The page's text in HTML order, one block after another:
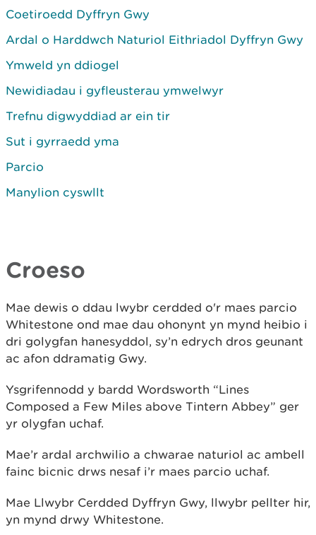
Coetiroedd Dyffryn Gwy
Ardal o Harddwch Naturiol Eithriadol Dyffryn Gwy
Ymweld yn ddiogel
Newidiadau i gyfleusterau ymwelwyr
Trefnu digwyddiad ar ein tir
Sut i gyrraedd yma
Parcio
Manylion cyswllt
Croeso
Mae dewis o ddau lwybr cerdded o'r maes parcio
Whitestone ond mae dau ohonynt yn mynd heibio i
dri golygfan hanesyddol, sy’n edrych dros geunant
ac afon ddramatig Gwy.
Ysgrifennodd y bardd Wordsworth “Lines
Composed a Few Miles above Tintern Abbey” ger
yr olygfan uchaf.
Mae’r ardal archwilio a chwarae naturiol ac ambell
fainc bicnic drws nesaf i’r maes parcio uchaf.
Mae Llwybr Cerdded Dyffryn Gwy, llwybr pellter hir,
yn mynd drwy Whitestone.